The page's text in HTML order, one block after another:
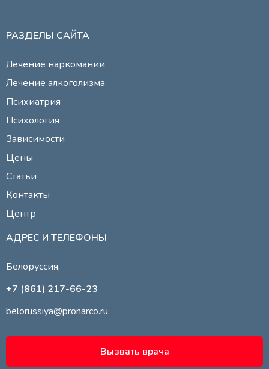
РАЗДЕЛЫ САЙТА
Лечение наркомании
Лечение алкоголизма
Психиатрия
Психология
Зависимости
Цены
Статьи
Контакты
Центр
АДРЕС И ТЕЛЕФОНЫ
Белоруссия,
+7 (861) 217-66-23
belorussiya@pronarco.ru
Вызвать врача